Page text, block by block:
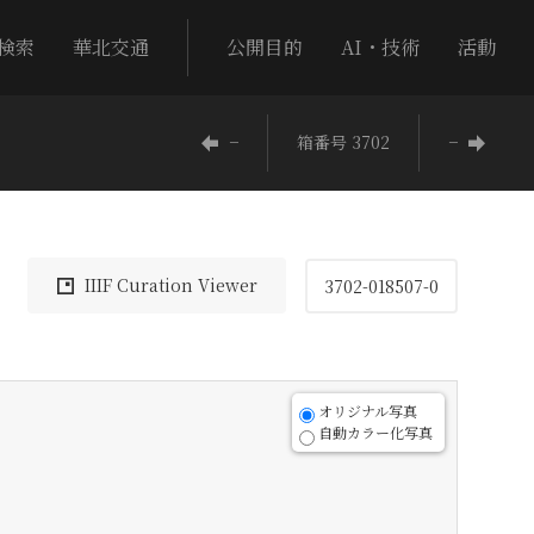
索 華北交通 公開目的 AI・技術 活動
− 箱番号 3702 −
IIIF Curation Viewer 3702-018507-0
オリジナル写真
自動カラー化写真